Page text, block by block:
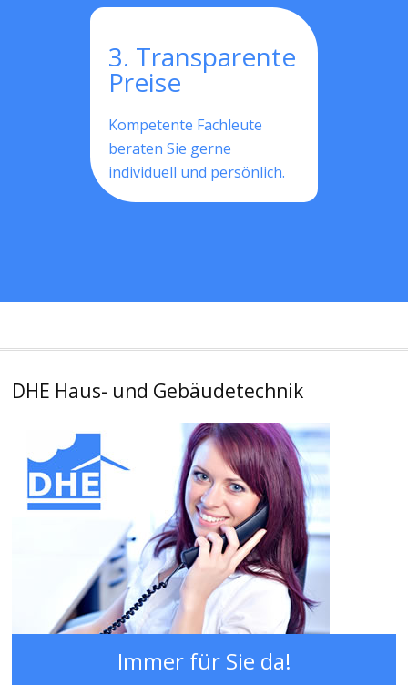
3. Transparente
Preise
Kompetente Fachleute
beraten Sie gerne
individuell und persönlich.
DHE Haus- und Gebäudetechnik
Immer für Sie da!